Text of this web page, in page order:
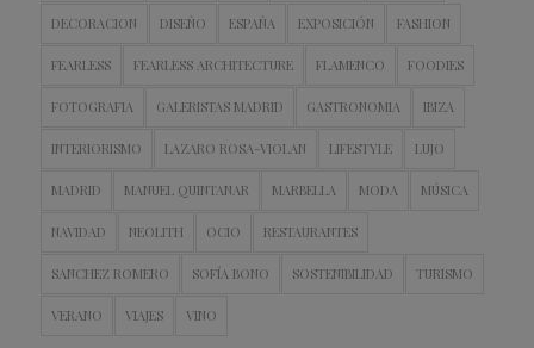
DECORACION DISEÑO ESPAÑA EXPOSICIÓN FASHION
FEARLESS FEARLESS ARCHITECTURE FLAMENCO FOODIES
FOTOGRAFIA GALERISTAS MADRID GASTRONOMIA IBIZA
INTERIORISMO LAZARO ROSA-VIOLAN LIFESTYLE LUJO
MADRID MANUEL QUINTANAR MARBELLA MODA MÚSICA
NAVIDAD NEOLITH OCIO RESTAURANTES
SANCHEZ ROMERO SOFÍA BONO SOSTENIBILIDAD TURISMO
VERANO VIAJES VINO